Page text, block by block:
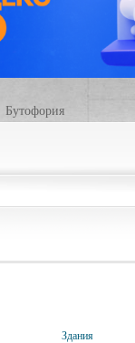
Бутофория
Здания